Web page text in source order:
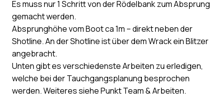
Es muss nur 1 Schritt von der Rödelbank zum Absprung
gemacht werden.
Absprunghöhe vom Boot ca 1m – direkt neben der
Shotline. An der Shotline ist über dem Wrack ein Blitzer
angebracht.
Unten gibt es verschiedenste Arbeiten zu erledigen,
welche bei der Tauchgangsplanung besprochen
werden. Weiteres siehe Punkt Team & Arbeiten.